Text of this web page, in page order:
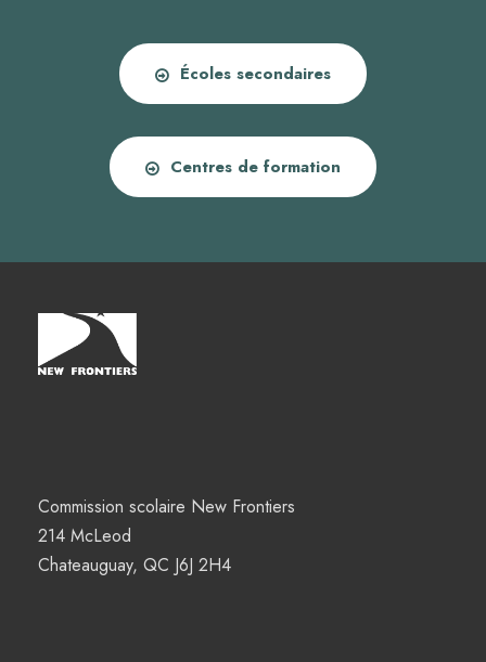
Écoles secondaires
Centres de formation
Commission scolaire New Frontiers
214 McLeod
Chateauguay, QC J6J 2H4